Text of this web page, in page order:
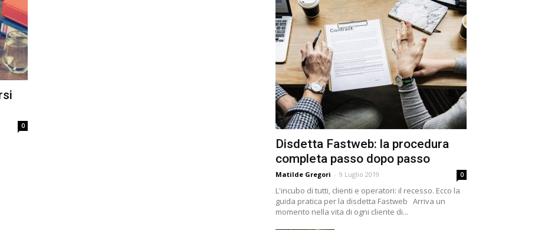
0
Disdetta Fastweb: la procedura
completa passo dopo passo
Matilde Gregori - 9 Luglio 2019 0
L'incubo di tutti, clienti e operatori: il recesso. Ecco la
guida pratica per la disdetta Fastweb Arriva un
momento nella vita di ogni cliente di...